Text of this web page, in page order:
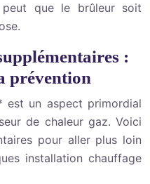
que le brûleur soit
:
prévention
est un aspect primordial
de chaleur gaz. Voici
pour aller plus loin
installation chauffage